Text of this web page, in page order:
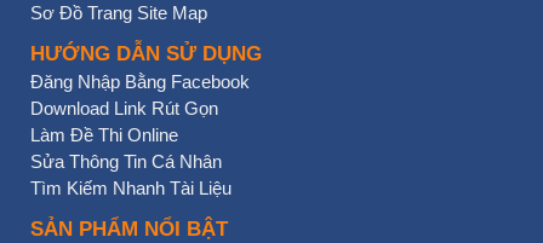
Sơ Đồ Trang Site Map
HƯỚNG DẪN SỬ DỤNG
Đăng Nhập Bằng Facebook
Download Link Rút Gọn
Làm Đề Thi Online
Sửa Thông Tin Cá Nhân
Tìm Kiếm Nhanh Tài Liệu
SẢN PHẨM NỔI BẬT